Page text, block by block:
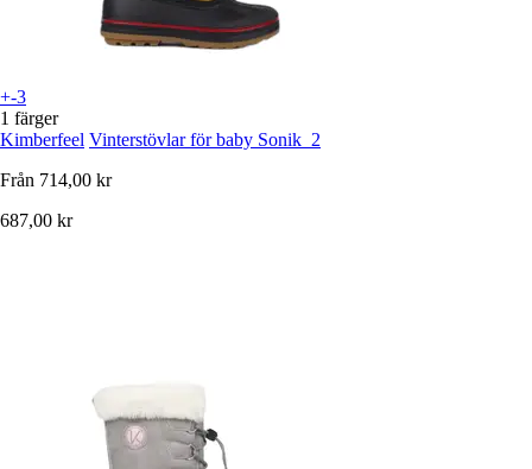
+-3
1 färger
Kimberfeel Vinterstövlar för baby Sonik_2
Från 714,00 kr
687,00 kr